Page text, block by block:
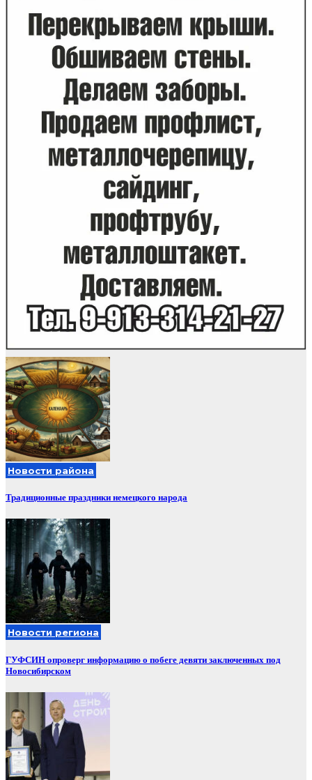
Новости района
Традиционные праздники немецкого народа
Новости региона
ГУФСИН опроверг информацию о побеге девяти заключенных под
Новосибирском